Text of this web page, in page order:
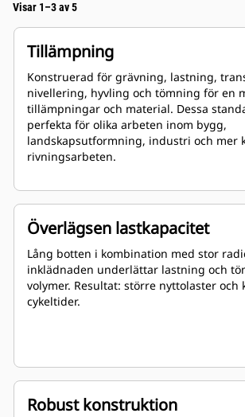
Visar 1–3 av 5
Tillämpning
Konstruerad för grävning, lastning,
nivellering, hyvling och tömning för en
tillämpningar och material. Dessa
perfekta för olika arbeten inom bygg,
landskapsutformning, industri och mer
rivningsarbeten.
Överlägsen lastkapacitet
Lång botten i kombination med stor
inklädnaden underlättar lastning och
volymer. Resultat: större nyttolaster och
cykeltider.
Robust konstruktion